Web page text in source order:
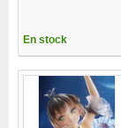
En stock